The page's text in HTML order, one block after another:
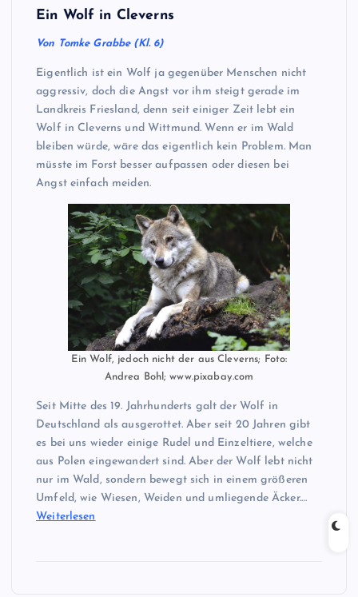
Ein Wolf in Cleverns
Von Tomke Grabbe (Kl. 6)
Eigentlich ist ein Wolf ja gegenüber Menschen nicht
aggressiv, doch die Angst vor ihm steigt gerade im
Landkreis Friesland, denn seit einiger Zeit lebt ein
Wolf in Cleverns und Wittmund. Wenn er im Wald
bleiben würde, wäre das eigentlich kein Problem. Man
müsste im Forst besser aufpassen oder diesen bei
Angst einfach meiden.
Ein Wolf, jedoch nicht der aus Cleverns; Foto:
Andrea Bohl; www.pixabay.com
Seit Mitte des 19. Jahrhunderts galt der Wolf in
Deutschland als ausgerottet. Aber seit 20 Jahren gibt
es bei uns wieder einige Rudel und Einzeltiere, welche
aus Polen eingewandert sind. Aber der Wolf lebt nicht
nur im Wald, sondern bewegt sich in einem größeren
Umfeld, wie Wiesen, Weiden und umliegende Äcker.…
Weiterlesen